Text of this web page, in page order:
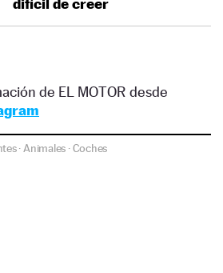
difícil de creer
de EL MOTOR desde
·Animales ·Coches